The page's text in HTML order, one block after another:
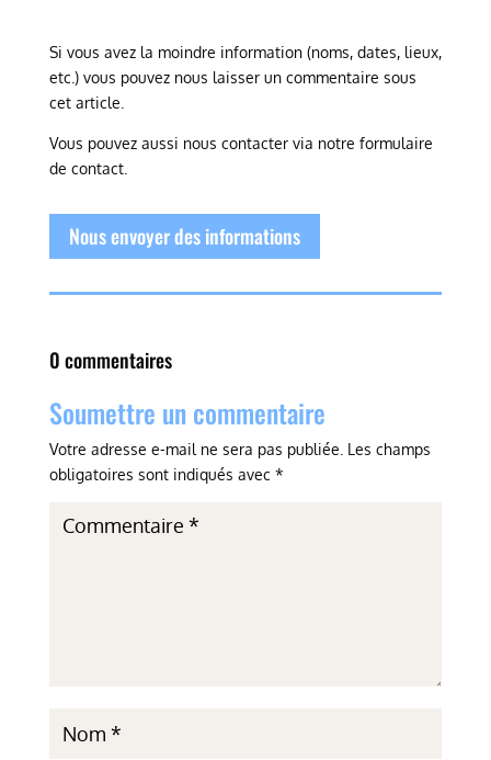
Si vous avez la moindre information (noms, dates, lieux,
etc.) vous pouvez nous laisser un commentaire sous
cet article.
Vous pouvez aussi nous contacter via notre formulaire
de contact.
Nous envoyer des informations
0 commentaires
Soumettre un commentaire
Votre adresse e-mail ne sera pas publiée. Les champs
obligatoires sont indiqués avec *